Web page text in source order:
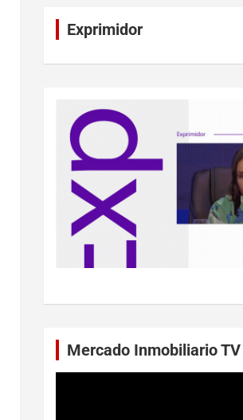
Exprimidor
Mercado Inmobiliario TV